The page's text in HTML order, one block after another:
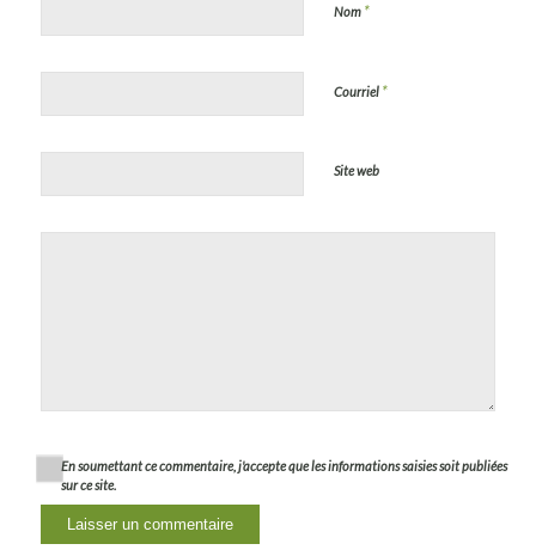
Nom *
Courriel *
Site web
En soumettant ce commentaire, j'accepte que les informations saisies soit publiées
sur ce site.